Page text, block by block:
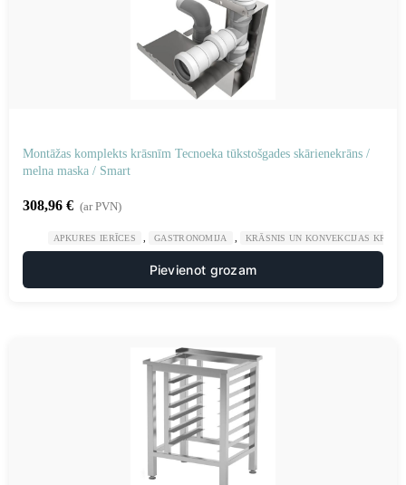
Montāžas komplekts krāsnīm Tecnoeka tūkstošgades skārienekrāns /
melna maska ​​/ Smart
308,96 € (ar PVN)
APKURES IERĪCES GASTRONOMIJA KRĀSNIS UN KONVEKCIJAS
Pievienot grozam